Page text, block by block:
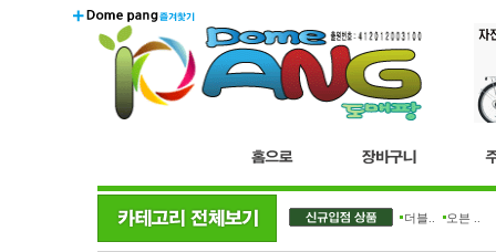
더블.. 오븐 ..